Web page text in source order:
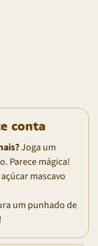
conta
Joga um
Parece mágica!
mascavo
um punhado de